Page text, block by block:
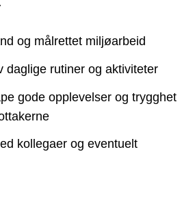
og målrettet miljøarbeid
daglige rutiner og aktiviteter
gode opplevelser og trygghet
kollegaer og eventuelt